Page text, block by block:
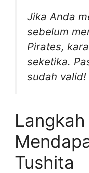
Jika Anda
sebelum
Pirates,
seketika.
sudah valid!
Tushita